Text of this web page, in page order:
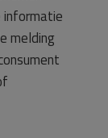
informatie
melding